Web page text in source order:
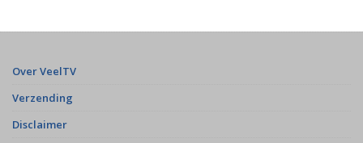
Over VeelTV
Verzending
Disclaimer